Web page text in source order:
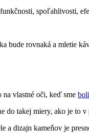
spoľahlivosti,
bude rovnaká a mletie
vlastné oči, keď sme
do takej miery, ako je to
a dizajn kameňov je